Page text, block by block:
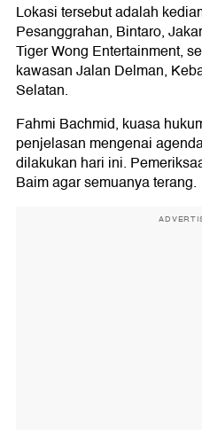
Lokasi tersebut adalah
Pesanggrahan, Bintaro,
Tiger Wong Entertainment,
kawasan Jalan Delman,
Selatan.
Fahmi Bachmid, kuasa
penjelasan mengenai
dilakukan hari ini.
Baim agar semuanya terang.